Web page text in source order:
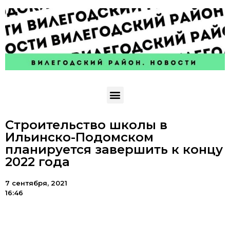
Строительство школы в
Ильинско-Подомском
планируется завершить к концу
2022 года
7 сентября, 2021
16:46